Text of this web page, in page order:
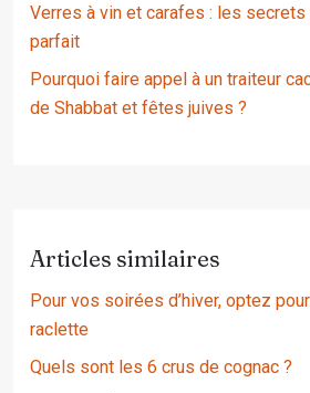
Verres à vin et carafes : les secrets
parfait
Pourquoi faire appel à un traiteur
de Shabbat et fêtes juives ?
Articles similaires
Pour vos soirées d’hiver, optez
raclette
Quels sont les 6 crus de cognac ?